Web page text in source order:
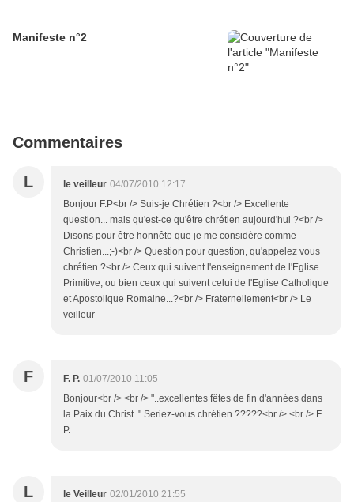
Manifeste n°2
Commentaires
L le veilleur 04/07/2010 12:17
Bonjour F.P<br /> Suis-je Chrétien ?<br /> Excellente
question... mais qu'est-ce qu'être chrétien aujourd'hui ?<br />
Disons pour être honnête que je me considère comme
Christien...;-)<br /> Question pour question, qu'appelez vous
chrétien ?<br /> Ceux qui suivent l'enseignement de l'Eglise
Primitive, ou bien ceux qui suivent celui de l'Eglise Catholique
et Apostolique Romaine...?<br /> Fraternellement<br /> Le
veilleur
F F. P. 01/07/2010 11:05
Bonjour<br /> <br /> "..excellentes fêtes de fin d'années dans
la Paix du Christ.." Seriez-vous chrétien ?????<br /> <br /> F.
P.
L le Veilleur 02/01/2010 21:55